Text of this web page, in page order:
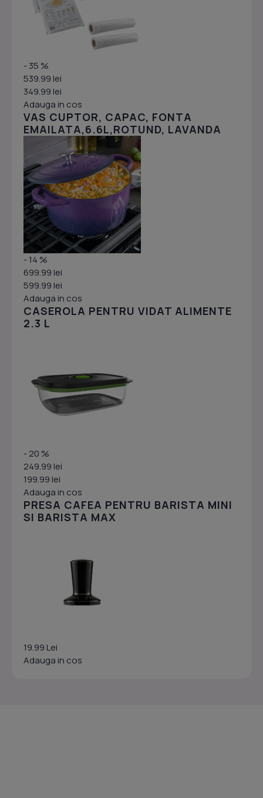
- 35 %
539.99 lei
349.99 lei
Adauga in cos
VAS CUPTOR, CAPAC, FONTA
EMAILATA,6.6L,ROTUND, LAVANDA
- 14 %
699.99 lei
599.99 lei
Adauga in cos
CASEROLA PENTRU VIDAT ALIMENTE
2.3 L
- 20 %
249.99 lei
199.99 lei
Adauga in cos
PRESA CAFEA PENTRU BARISTA MINI
SI BARISTA MAX
19.99 Lei
Adauga in cos